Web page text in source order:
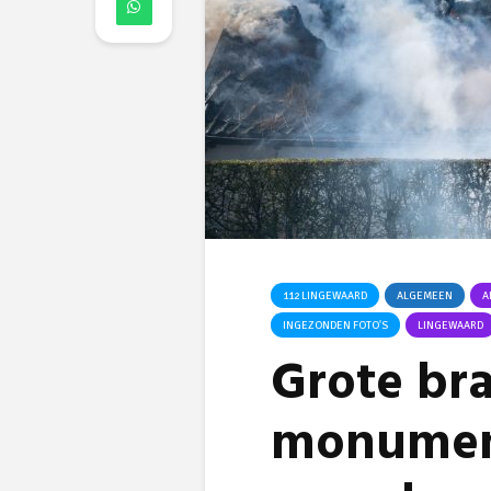
112 LINGEWAARD ALGEMEEN
INGEZONDEN FOTO'S LINGEWAARD
Grote